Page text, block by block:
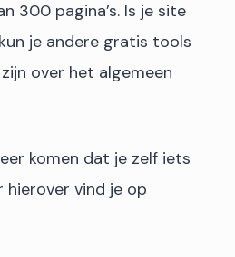
300 pagina’s. Is je site
je andere gratis tools
over het algemeen
komen dat je zelf iets
hierover vind je op